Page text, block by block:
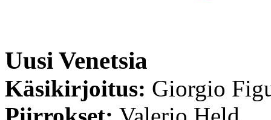
Uusi Venetsia
Käsikirjoitus: Giorgio